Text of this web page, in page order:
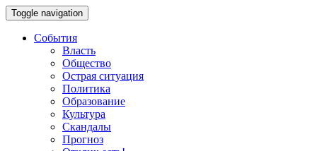
Toggle navigation
События
Власть
Общество
Острая ситуация
Политика
Образование
Культура
Скандалы
Прогноз